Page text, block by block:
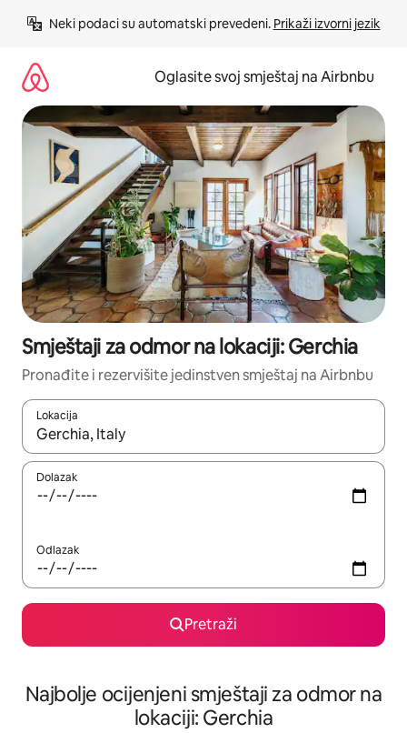
Neki podaci su automatski prevedeni. Prikaži izvorni jezik
Oglasite svoj smještaj na Airbnbu
Smještaji za odmor na lokaciji: Gerchia
Pronađite i rezervišite jedinstven smještaj na Airbnbu
Lokacija
Kad rezultati budu dostupni, krećite se gore i dolje pomoću
Dolazak
Odlazak
Pretraži
Najbolje ocijenjeni smještaji za odmor na
lokaciji: Gerchia